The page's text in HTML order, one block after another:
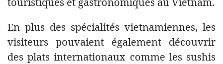
En plus des spécialités vietnamiennes, les
visiteurs pouvaient également découvrir
des plats internationaux comme les sushis